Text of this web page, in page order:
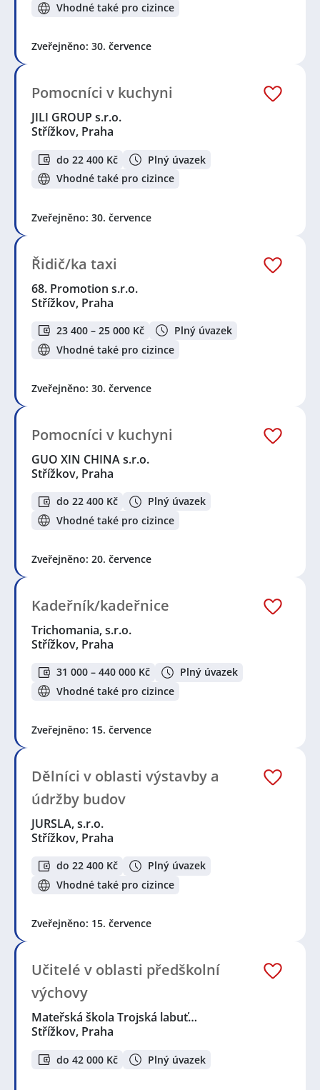
Vhodné také pro cizince
Zveřejněno: 30. července
Pomocníci v kuchyni
JILI GROUP s.r.o.
Střížkov, Praha
do 22 400 Kč
Plný úvazek
Vhodné také pro cizince
Zveřejněno: 30. července
Řidič/ka taxi
68. Promotion s.r.o.
Střížkov, Praha
23 400 – 25 000 Kč
Plný úvazek
Vhodné také pro cizince
Zveřejněno: 30. července
Pomocníci v kuchyni
GUO XIN CHINA s.r.o.
Střížkov, Praha
do 22 400 Kč
Plný úvazek
Vhodné také pro cizince
Zveřejněno: 20. července
Kadeřník/kadeřnice
Trichomania, s.r.o.
Střížkov, Praha
31 000 – 440 000 Kč
Plný úvazek
Vhodné také pro cizince
Zveřejněno: 15. července
Dělníci v oblasti výstavby a
údržby budov
JURSLA, s.r.o.
Střížkov, Praha
do 22 400 Kč
Plný úvazek
Vhodné také pro cizince
Zveřejněno: 15. července
Učitelé v oblasti předškolní
výchovy
Mateřská škola Trojská labuť…
Střížkov, Praha
do 42 000 Kč Plný úvazek